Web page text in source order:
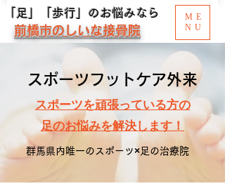
「足」「歩行」のお悩みなら
前橋市のしいな接骨院
ME
NU
​スポーツフットケア外来
スポーツを頑張っている方の
​足のお悩みを解決します！
群馬県内唯一のスポーツ×足の治療院